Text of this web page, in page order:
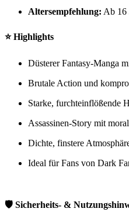
Altersempfehlung: Ab 16
⭐Highlights
Düsterer Fantasy-Manga
Brutale Action und
Starke, furchteinflößende
Assassinen-Story mit
Dichte, finstere
Ideal für Fans von Dark
🛡️ Sicherheits- &